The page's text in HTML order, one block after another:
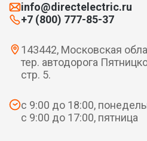
info@directelectric.ru
+7 (800) 777-85-37
143442, Московская
тер. автодорога
стр. 5.
с 9:00 до 18:00,
с 9:00 до 17:00, пятница